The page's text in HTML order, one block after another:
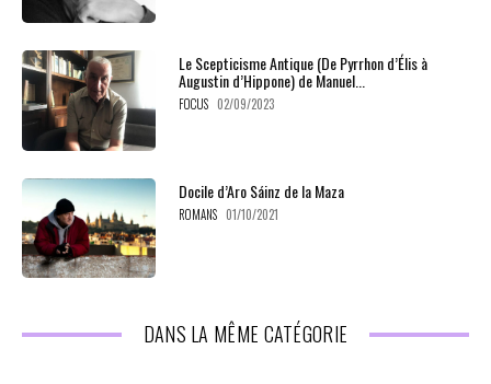
Le Scepticisme Antique (De Pyrrhon d’Élis à
Augustin d’Hippone) de Manuel...
FOCUS 02/09/2023
Docile d’Aro Sáinz de la Maza
ROMANS 01/10/2021
DANS LA MÊME CATÉGORIE